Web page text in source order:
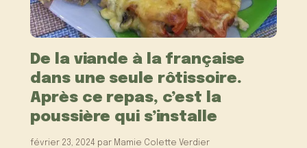
De la viande à la française
dans une seule rôtissoire.
Après ce repas, c’est la
poussière qui s’installe
février 23, 2024 par Mamie Colette Verdier